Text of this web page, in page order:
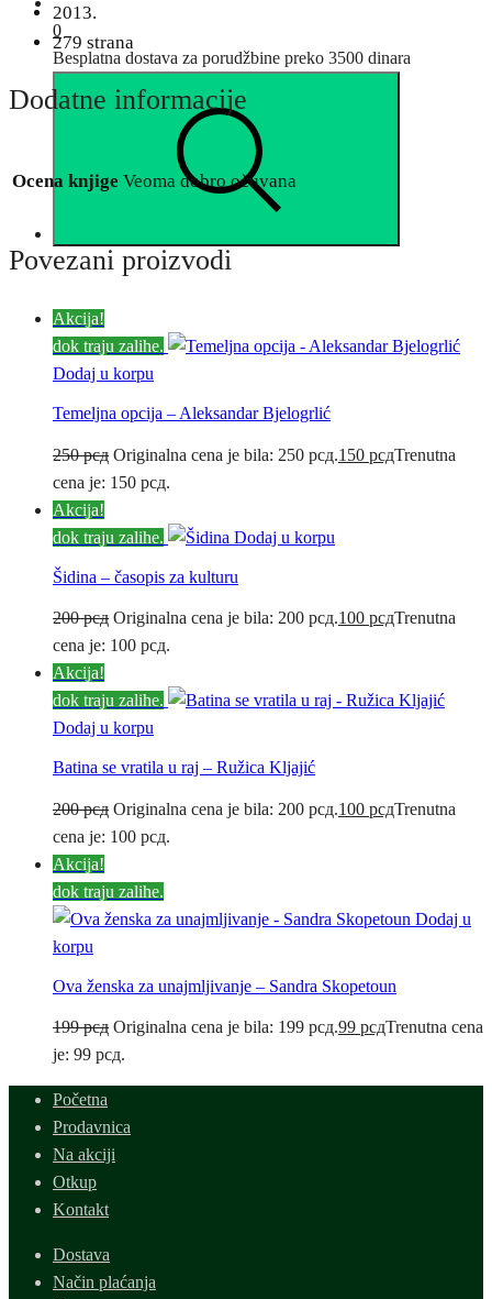
0
Besplatna dostava za porudžbine preko 3500 dinara
2013.
279 strana
Dodatne informacije
Ocena knjige Veoma dobro očuvana
Povezani proizvodi
Akcija!
dok traju zalihe.
Dodaj u korpu
Temeljna opcija – Aleksandar Bjelogrlić
250рсд Originalna cena je bila: 250 рсд.150 рсдTrenutna
cena je: 150 рсд.
Akcija!
dok traju zalihe.
Dodaj u korpu
Šidina – časopis za kulturu
200рсд Originalna cena je bila: 200 рсд.100 рсдTrenutna
cena je: 100 рсд.
Akcija!
dok traju zalihe.
Dodaj u korpu
Batina se vratila u raj – Ružica Kljajić
200рсд Originalna cena je bila: 200 рсд.100 рсдTrenutna
cena je: 100 рсд.
Akcija!
dok traju zalihe.
Dodaj u
korpu
Ova ženska za unajmljivanje – Sandra Skopetoun
199рсд Originalna cena je bila: 199 рсд.99 рсдTrenutna cena
je: 99 рсд.
Početna
Prodavnica
Na akciji
Otkup
Kontakt
Dostava
Način plaćanja